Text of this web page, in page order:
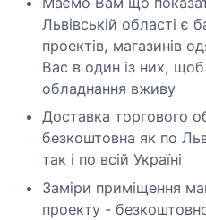
Львівській області є
проектів, магазинів
Вас в один із них,
обладнання вживу
Доставка торгового
безкоштовна як по
так і по всій Україні
Заміри приміщення
проекту -